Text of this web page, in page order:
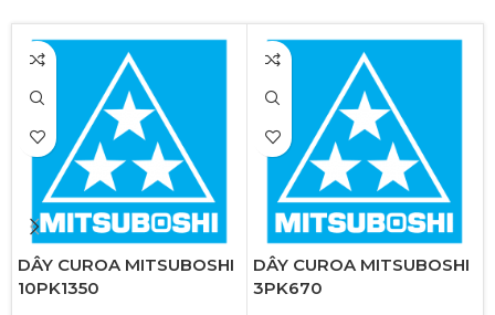
DÂY CUROA MITSUBOSHI
10PK1350
DÂY CUROA MITSUBOSHI
3PK670